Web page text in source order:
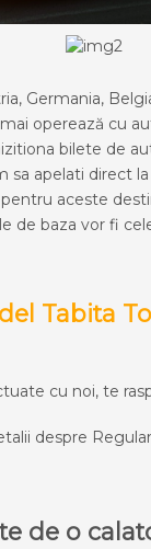
Germania,
operează cu
bilete de
sa apelati direct
aceste
de baza vor fi
Tabita
cu noi, te
despre
de o